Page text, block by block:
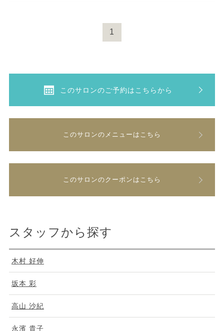
スタッフから探す
木村 好伸
坂本 彩
高山 沙紀
永濱 貴子
1
このサロンのご予約はこちらから
このサロンのメニューはこちら
このサロンのクーポンはこちら